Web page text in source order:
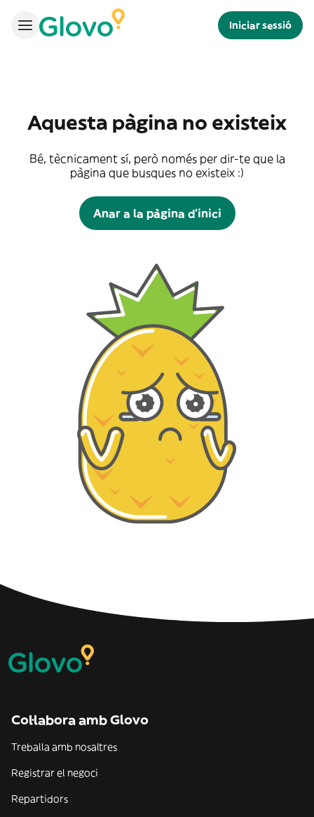
Iniciar sessió
Aquesta pàgina no existeix
Bé, tècnicament sí, però només per dir-te que la
pàgina que busques no existeix :)
Anar a la pàgina d'inici
Col·labora amb Glovo
Treballa amb nosaltres
Registrar el negoci
Repartidors